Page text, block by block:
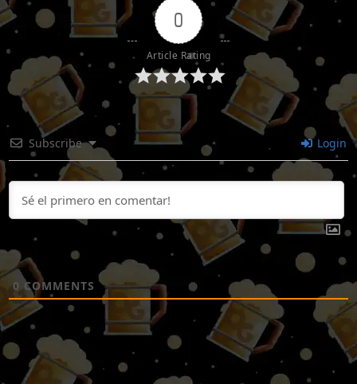
0
Article Rating
Subscribe Login
0 COMMENTS